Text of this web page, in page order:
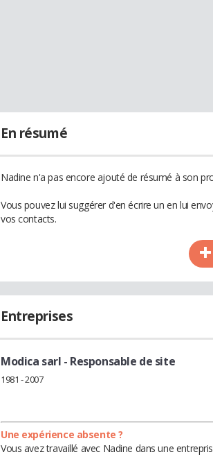
En résumé
Nadine n'a pas encore ajouté de résumé à son
Vous pouvez lui suggérer d'en écrire un en lui
vos contacts.
Entreprises
Modica sarl - Responsable de site
1981 - 2007
Une expérience absente ?
Vous avez travaillé avec Nadine dans une